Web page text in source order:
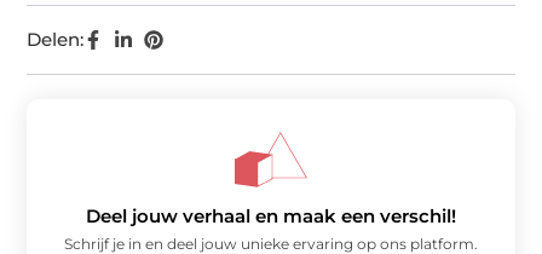
Delen:
Deel jouw verhaal en maak een verschil!
Schrijf je in en deel jouw unieke ervaring op ons platform.